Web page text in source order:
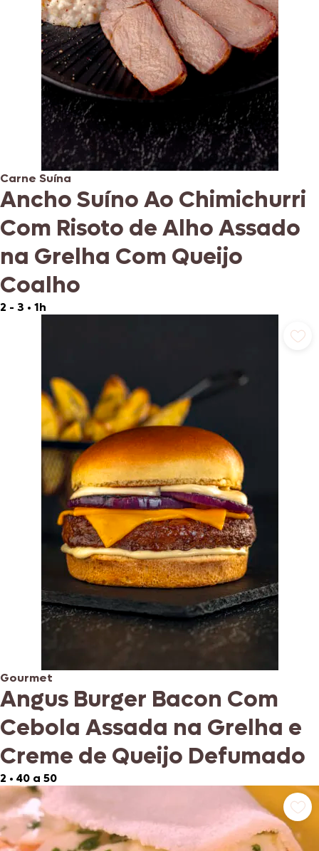
Carne Suína
Ancho Suíno Ao Chimichurri
Com Risoto de Alho Assado
na Grelha Com Queijo
Coalho
2 - 3 • 1h
Gourmet
Angus Burger Bacon Com
Cebola Assada na Grelha e
Creme de Queijo Defumado
2 • 40 a 50